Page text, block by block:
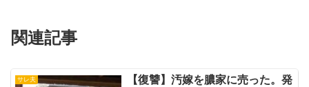
関連記事
サレ夫
【復讐】汚嫁を膿家に売った。発